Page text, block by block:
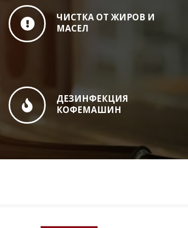
ЧИСТКА ОТ ЖИРОВ И
МАСЕЛ
ДЕЗИНФЕКЦИЯ
КОФЕМАШИН